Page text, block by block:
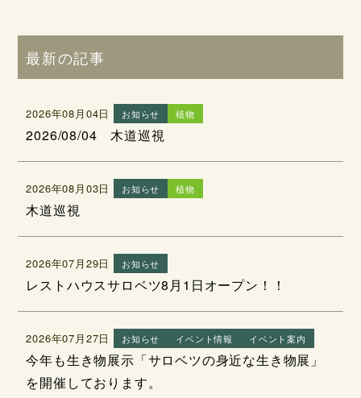
最新の記事
2026年08月04日 お知らせ 植物
2026/08/04 木道巡視
2026年08月03日 お知らせ 植物
木道巡視
2026年07月29日 お知らせ
レストハウスサロベツ8月1日オープン！！
2026年07月27日 お知らせ イベント情報 イベント案内
今年も生き物展示「サロベツの身近な生き物展」
を開催しております。